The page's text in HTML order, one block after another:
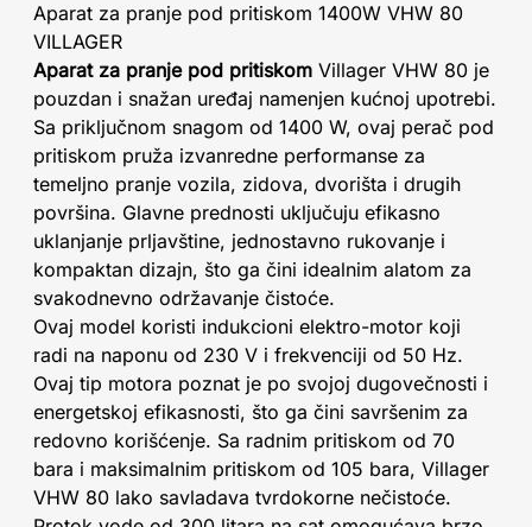
Aparat za pranje pod pritiskom 1400W VHW 80
VILLAGER
Aparat za pranje pod pritiskom Villager VHW 80 je
pouzdan i snažan uređaj namenjen kućnoj upotrebi.
Sa priključnom snagom od 1400 W, ovaj perač pod
pritiskom pruža izvanredne performanse za
temeljno pranje vozila, zidova, dvorišta i drugih
površina. Glavne prednosti uključuju efikasno
uklanjanje prljavštine, jednostavno rukovanje i
kompaktan dizajn, što ga čini idealnim alatom za
svakodnevno održavanje čistoće.
Ovaj model koristi indukcioni elektro-motor koji
radi na naponu od 230 V i frekvenciji od 50 Hz.
Ovaj tip motora poznat je po svojoj dugovečnosti i
energetskoj efikasnosti, što ga čini savršenim za
redovno korišćenje. Sa radnim pritiskom od 70
bara i maksimalnim pritiskom od 105 bara, Villager
VHW 80 lako savladava tvrdokorne nečistoće.